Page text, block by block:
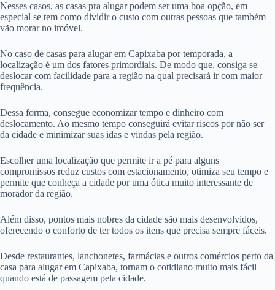
Nesses casos, as casas pra alugar podem ser uma boa opção, em
especial se tem como dividir o custo com outras pessoas que também
vão morar no imóvel.
No caso de casas para alugar em Capixaba por temporada, a
localização é um dos fatores primordiais. De modo que, consiga se
deslocar com facilidade para a região na qual precisará ir com maior
frequência.
Dessa forma, consegue economizar tempo e dinheiro com
deslocamento. Ao mesmo tempo conseguirá evitar riscos por não ser
da cidade e minimizar suas idas e vindas pela região.
Escolher uma localização que permite ir a pé para alguns
compromissos reduz custos com estacionamento, otimiza seu tempo e
permite que conheça a cidade por uma ótica muito interessante de
morador da região.
Além disso, pontos mais nobres da cidade são mais desenvolvidos,
oferecendo o conforto de ter todos os itens que precisa sempre fáceis.
Desde restaurantes, lanchonetes, farmácias e outros comércios perto da
casa para alugar em Capixaba, tornam o cotidiano muito mais fácil
quando está de passagem pela cidade.